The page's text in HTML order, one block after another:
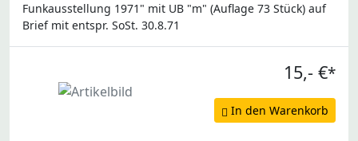
Funkausstellung 1971" mit UB "m" (Auflage 73 Stück) auf
Brief mit entspr. SoSt. 30.8.71
15,- €*
In den Warenkorb